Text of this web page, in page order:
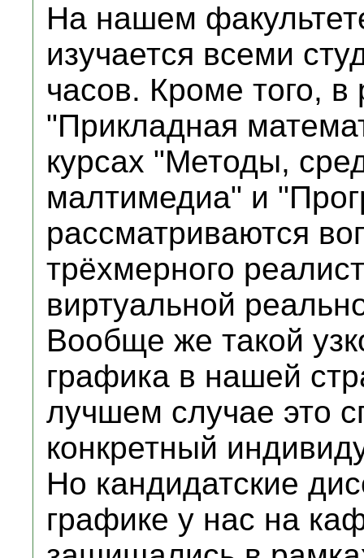
На нашем
изучается всеми
часов. Кроме того,
"Прикладная
курсах "Методы,
малтимедиа" и
рассматриваются
трёхмерного
виртуальной
Вообще же такой
графика в нашей
лучшем случае это
конкретный
Но кандидатские
графике у нас на